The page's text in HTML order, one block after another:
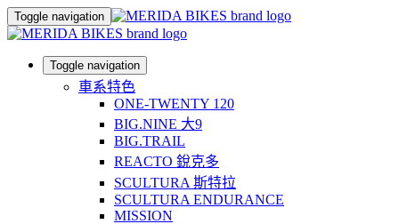
Toggle navigation
Toggle navigation
車系特色
ONE-TWENTY 120
BIG.NINE 大9
BIG.TRAIL
REACTO 銳克多
SCULTURA 斯特拉
SCULTURA ENDURANCE
MISSION